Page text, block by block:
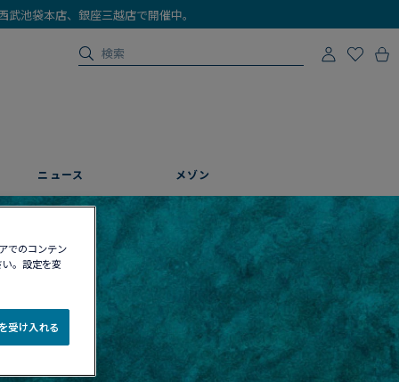
池袋本店、銀座三越店で開催中。
ニュース メゾン
でのコンテン
。設定を変
受け入れる